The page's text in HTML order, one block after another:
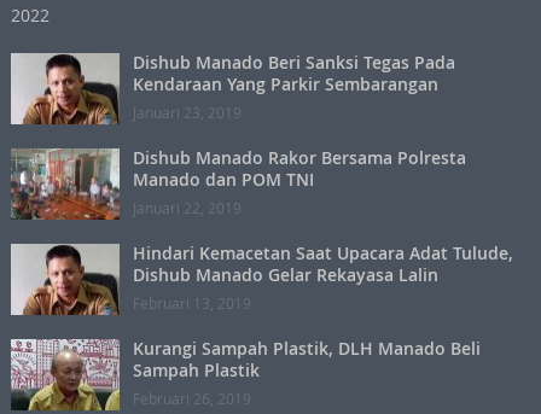
Dishub Manado Beri Sanksi Tegas Pada
Kendaraan Yang Parkir Sembarangan
Januari 23, 2019
Dishub Manado Rakor Bersama Polresta
Manado dan POM TNI
Januari 22, 2019
Hindari Kemacetan Saat Upacara Adat Tulude,
Dishub Manado Gelar Rekayasa Lalin
Februari 13, 2019
Kurangi Sampah Plastik, DLH Manado Beli
Sampah Plastik
Februari 26, 2019